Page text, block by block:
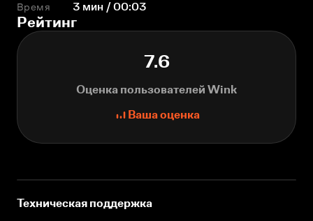
Время 3 мин / 00:03
Рейтинг
7.6
Оценка пользователей Wink
Ваша оценка
Техническая поддержка